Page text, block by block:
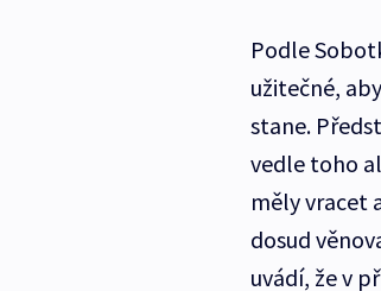
Podle
užitečné,
stane.
vedle toho
měly vracet
dosud
uvádí, že v